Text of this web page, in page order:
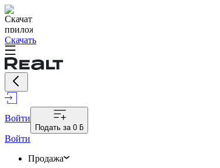
Скачать
Войти
Подать за 0 ƃ
Войти
Продажа